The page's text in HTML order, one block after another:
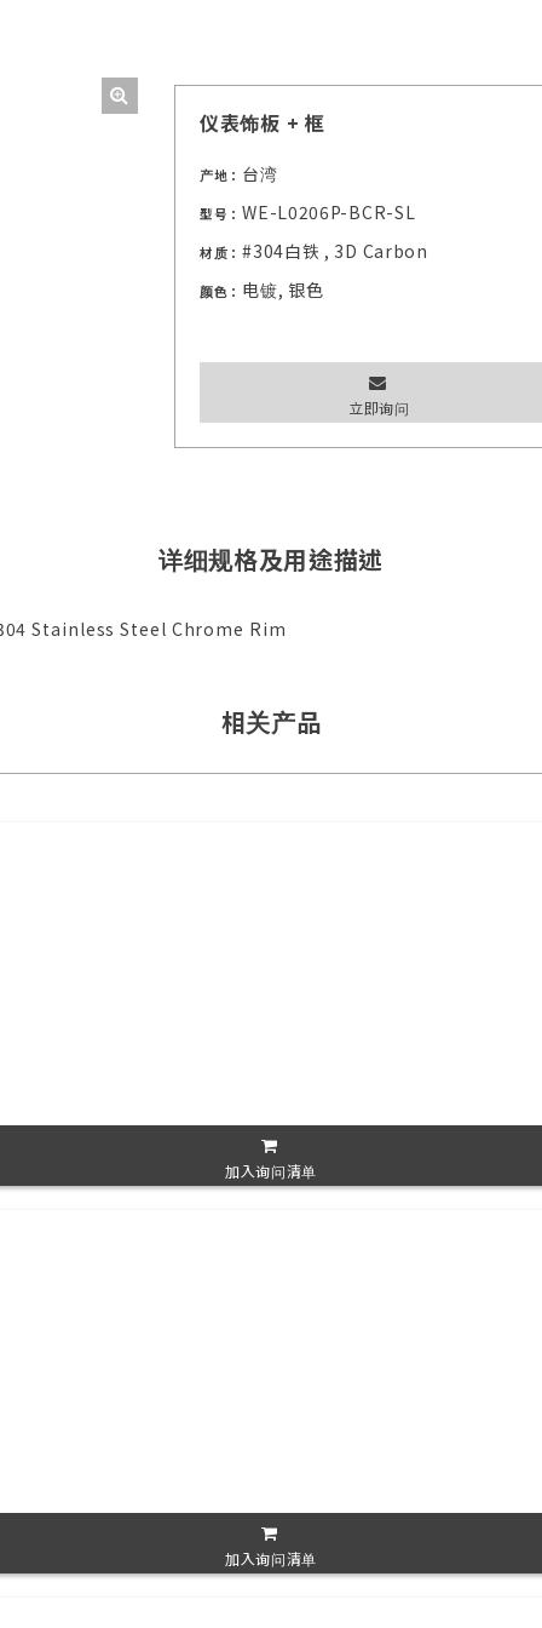
仪表饰板 + 框
产地： 台湾
型号：WE-L0206P-BCR-SL
材质：#304白铁 , 3D Carbon
颜色： 电镀, 银色
立即询问
详细规格及用途描述
Stainless Steel Chrome Rim
相关产品
加入询问清单
加入询问清单